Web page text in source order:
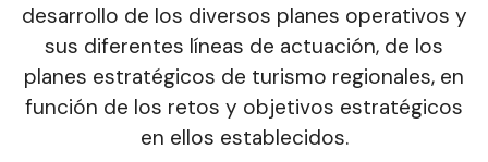
desarrollo de los diversos planes operativos y
sus diferentes líneas de actuación, de los
planes estratégicos de turismo regionales, en
función de los retos y objetivos estratégicos
en ellos establecidos.